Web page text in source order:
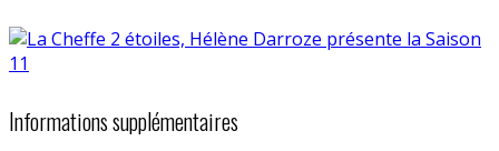
Informations supplémentaires